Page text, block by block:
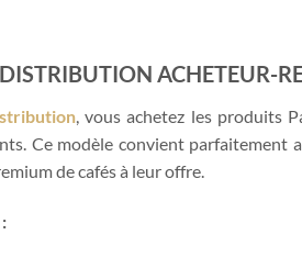
ACHETEUR-
, vous achetez les produits
Ce modèle convient
de cafés à leur offre.